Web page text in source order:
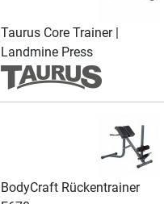
Taurus Core Trainer |
Landmine Press
BodyCraft Rückentrainer